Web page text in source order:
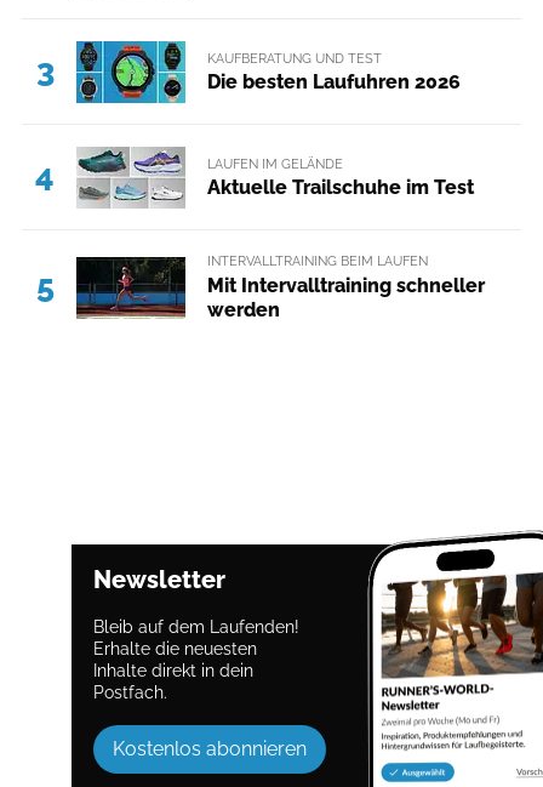
3 KAUFBERATUNG UND TEST
Die besten Laufuhren 2026
4 LAUFEN IM GELÄNDE
Aktuelle Trailschuhe im Test
5
INTERVALLTRAINING BEIM LAUFEN
Mit Intervalltraining schneller
werden
Newsletter
Bleib auf dem Laufenden!
Erhalte die neuesten
Inhalte direkt in dein
Postfach.
Kostenlos abonnieren